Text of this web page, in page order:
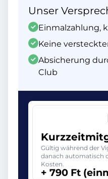
Unser
Einmalzahlung,
Keine
Absicherung
Club
Gültig während der
danach automatisch
Kosten.
+ 790 Ft